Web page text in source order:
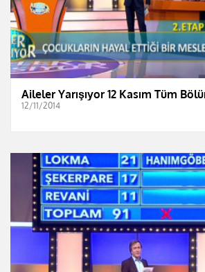
Aileler Yarışıyor 12 Kasım Tüm
12/11/2014